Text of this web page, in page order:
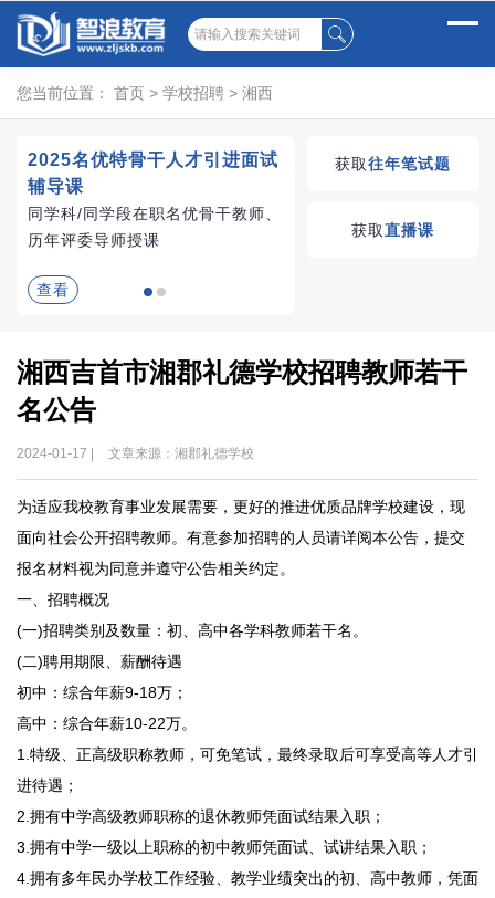
您当前位置： 首页 > 学校招聘 > 湘西
2025名优特骨干人才引进面试
辅导课
同学科/同学段在职名优骨干教师、
历年评委导师授课
查看
湖南教师招聘考试优
获取往年笔试题
获取直播课
湘西吉首市湘郡礼德学校招聘教师若干
名公告
2024-01-17 | 文章来源：湘郡礼德学校
为适应我校教育事业发展需要，更好的推进优质品牌学校建设，现
面向社会公开招聘教师。有意参加招聘的人员请详阅本公告，提交
报名材料视为同意并遵守公告相关约定。
一、招聘概况
(一)招聘类别及数量：初、高中各学科教师若干名。
(二)聘用期限、薪酬待遇
初中：综合年薪9-18万；
高中：综合年薪10-22万。
1.特级、正高级职称教师，可免笔试，最终录取后可享受高等人才引
进待遇；
2.拥有中学高级教师职称的退休教师凭面试结果入职；
3.拥有中学一级以上职称的初中教师凭面试、试讲结果入职；
4.拥有多年民办学校工作经验、教学业绩突出的初、高中教师，凭面